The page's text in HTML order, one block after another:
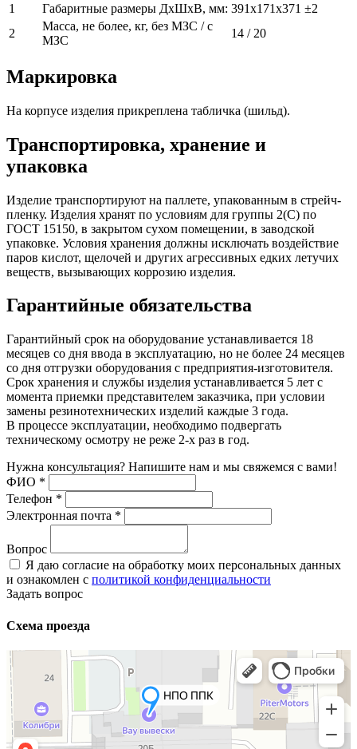
1
Габаритные размеры ДхШхВ, мм: 391х171х371 ±2
2
Масса, не более, кг, без МЗС / с
МЗС
14 / 20
Маркировка
На корпусе изделия прикреплена табличка (шильд).
Транспортировка, хранение и
упаковка
Изделие транспортируют на паллете, упакованным в стрейч-
пленку. Изделия хранят по условиям для группы 2(С) по
ГОСТ 15150, в закрытом сухом помещении, в заводской
упаковке. Условия хранения должны исключать воздействие
паров кислот, щелочей и других агрессивных едких летучих
веществ, вызывающих коррозию изделия.
Гарантийные обязательства
Гарантийный срок на оборудование устанавливается 18
месяцев со дня ввода в эксплуатацию, но не более 24 месяцев
со дня отгрузки оборудования с предприятия-изготовителя.
Срок хранения и службы изделия устанавливается 5 лет с
момента приемки представителем заказчика, при условии
замены резинотехнических изделий каждые 3 года.
В процессе эксплуатации, необходимо подвергать
техническому осмотру не реже 2-х раз в год.
Нужна консультация? Напишите нам и мы свяжемся с вами!
ФИО *
Телефон *
Электронная почта *
Вопрос
Я даю согласие на обработку моих персональных данных
и ознакомлен с политикой конфиденциальности
Задать вопрос
Схема проезда